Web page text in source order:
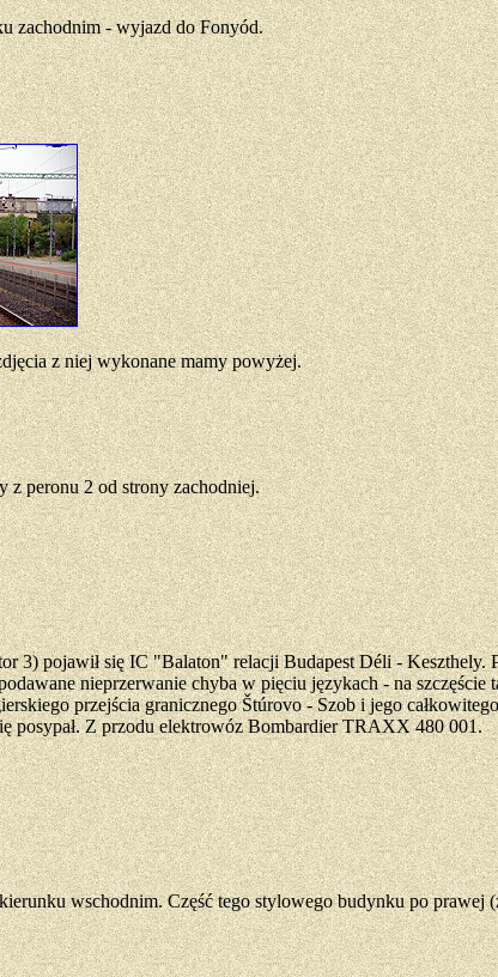
zachodnim - wyjazd do Fonyód.
z niej wykonane mamy powyżej.
peronu 2 od strony zachodniej.
3) pojawił się IC "Balaton" relacji Budapest Déli -
nieprzerwanie chyba w pięciu językach - na
przejścia granicznego Štúrovo - Szob i jego
posypał. Z przodu elektrowóz Bombardier TRAXX 480 001.
wschodnim. Część tego stylowego budynku po prawej